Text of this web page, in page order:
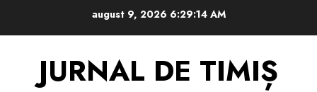
august 9, 2026 6:29:14 AM
JURNAL DE TIMIȘ